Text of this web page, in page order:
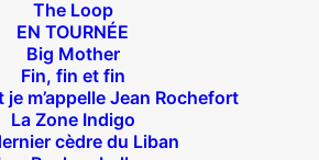
The Loop
EN TOURNÉE
Big Mother
Fin, fin et fin
je m’appelle Jean Rochefort
La Zone Indigo
cèdre du Liban
des Béliers Parisiens
Isaure 75018 Paris
– Loc : 01 42 62 35 00